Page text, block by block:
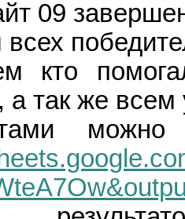
09
кто
а так же